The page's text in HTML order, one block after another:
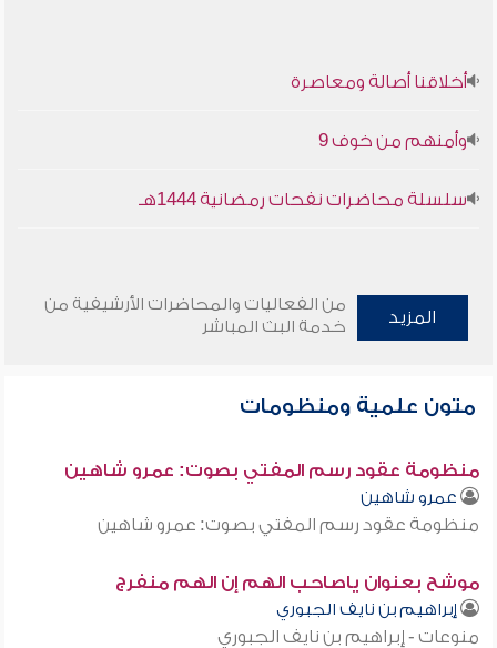
أخلاقنا أصالة ومعاصرة
وأمنهم من خوف 9
سلسلة محاضرات نفحات رمضانية 1444هـ
المزيد
من الفعاليات والمحاضرات الأرشيفية من
خدمة البث المباشر
متون علمية ومنظومات
منظومة عقود رسم المفتي بصوت: عمرو شاهين
عمرو شاهين
منظومة عقود رسم المفتي بصوت: عمرو شاهين
موشح بعنوان ياصاحب الهم إن الهم منفرج
إبراهيم بن نايف الجبوري
منوعات - إبراهيم بن نايف الجبوري